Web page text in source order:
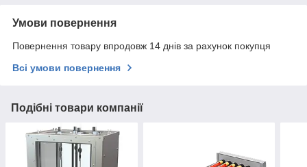
Умови повернення
Повернення товару впродовж 14 днів за рахунок покупця
Всі умови повернення
Подібні товари компанії